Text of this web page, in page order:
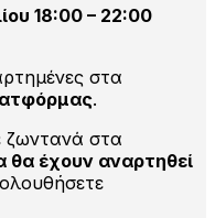
18:00 – 22:00
στα
.
ζωντανά στα
θα έχουν αναρτηθεί